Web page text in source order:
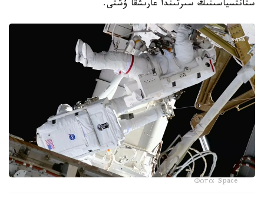
ستانتسياسىنىڭ سىرتىندا عارىشقا ۇشتى.
Фото: Space